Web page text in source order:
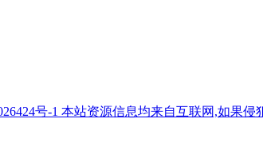
号-1 本站资源信息均来自互联网,如果侵